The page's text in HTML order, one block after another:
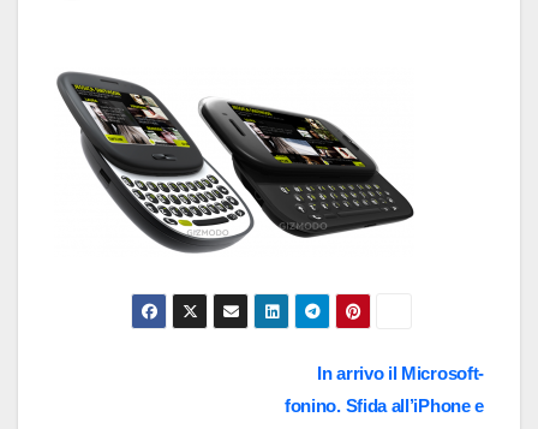
In arrivo il Microsoft-
fonino. Sfida all’iPhone e